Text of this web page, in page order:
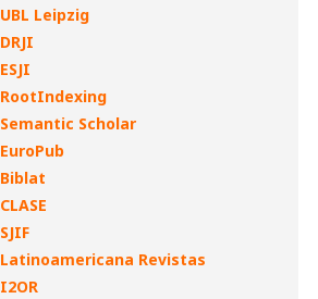
UBL Leipzig
DRJI
ESJI
RootIndexing
Semantic Scholar
EuroPub
Biblat
CLASE
SJIF
Latinoamericana Revistas
I2OR